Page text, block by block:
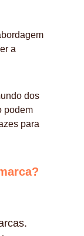
a
dos
podem
para